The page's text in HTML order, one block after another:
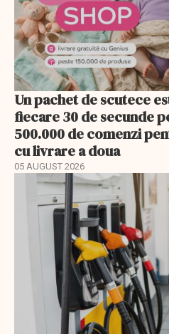
Un pachet de scutece
fiecare 30 de secunde
500.000 de comenzi
cu livrare a doua
05 AUGUST 2026